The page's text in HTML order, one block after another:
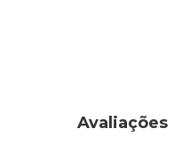
Avaliações